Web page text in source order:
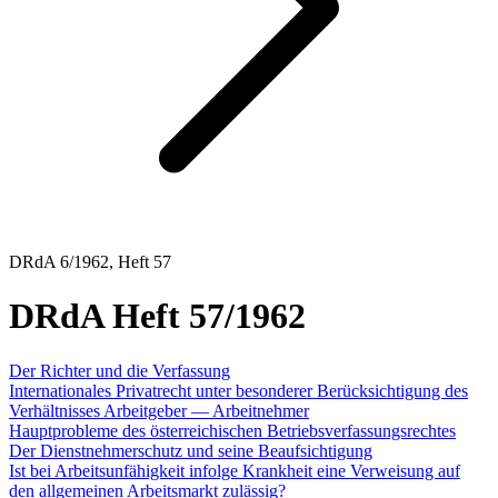
DRdA 6/1962, Heft 57
DRdA Heft 57/1962
Der Richter und die Verfassung
Internationales Privatrecht unter besonderer Berücksichtigung des
Verhältnisses Arbeitgeber — Arbeitnehmer
Hauptprobleme des österreichischen Betriebsverfassungsrechtes
Der Dienstnehmerschutz und seine Beaufsichtigung
Ist bei Arbeitsunfähigkeit infolge Krankheit eine Verweisung auf
den allgemeinen Arbeitsmarkt zulässig?